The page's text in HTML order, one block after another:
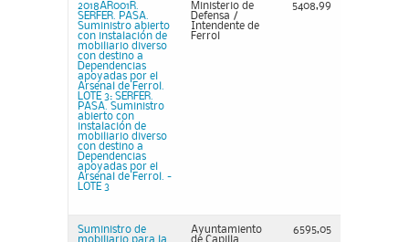
2018AR001R.
SERFER. PASA.
Suministro abierto
con instalación de
mobiliario diverso
con destino a
Dependencias
apoyadas por el
Arsenal de Ferrol.
LOTE 3: SERFER.
PASA. Suministro
abierto con
instalación de
mobiliario diverso
con destino a
Dependencias
apoyadas por el
Arsenal de Ferrol. -
LOTE 3
Ministerio de
Defensa /
Intendente de
Ferrol
5408,99
Suministro de
mobiliario para la
Ayuntamiento
de Capilla
6595,05